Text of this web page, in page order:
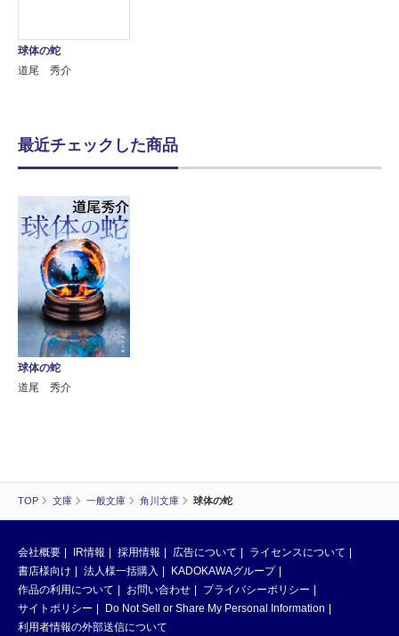
TOP 文庫 一般文庫 角川文庫 球体の蛇
球体の蛇
道尾 秀介
最近チェックした商品
球体の蛇
道尾 秀介
会社概要 IR情報 採用情報 広告について
ライセンスについて
書店様向け
法人様一括購入
KADOKAWAグループ
作品の利用について
お問い合わせ
プライバシーポリシー
サイトポリシー
Do Not Sell or Share My Personal Information
利用者情報の外部送信について